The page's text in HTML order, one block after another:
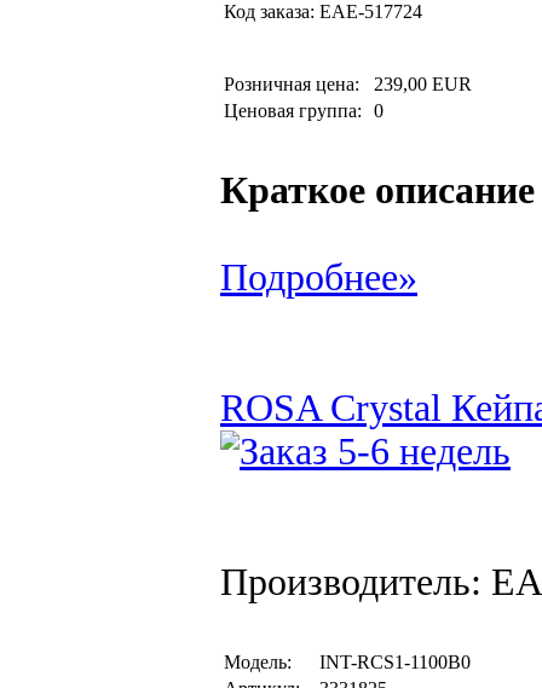
Код заказа: EAE-517724
Розничная цена:
239,00 EUR
Ценовая группа:
0
Краткое описание
Подробнее»
ROSA Crystal
Производитель:
Модель:
INT-RCS1-1100B0